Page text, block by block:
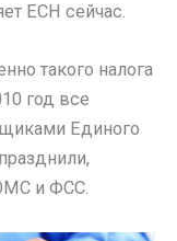
ЕСН сейчас.
такого налога
год все
Единого
и ФСС.